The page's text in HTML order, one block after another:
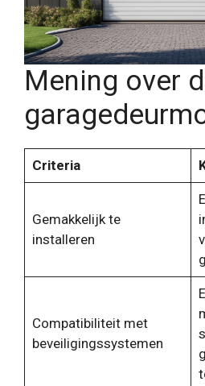
Mening over
Criteria
Gemakkelijk te
installeren
Compatibiliteit met
beveiligingssystemen